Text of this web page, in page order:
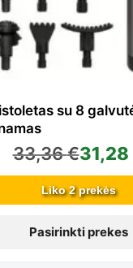
su 8
33,36€31,28
Liko 2 prekės
Pasirinkti prekes